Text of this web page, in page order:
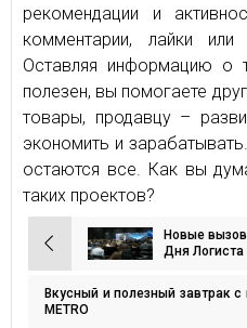
рекомендации и
комментарии, лайки
Оставляя информацию о
полезен, вы помогаете
товары, продавцу –
экономить и
остаются все. Как вы
таких проектов?
Навигация
по
записям
Новые
Дня
Вкусный и полезный завтрак с
METRO